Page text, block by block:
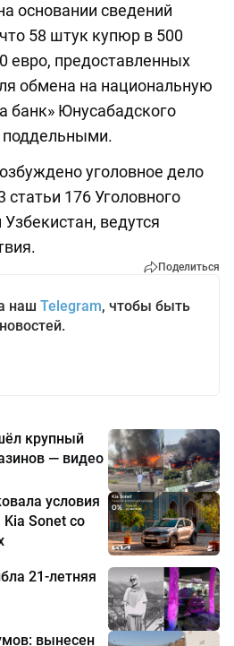
основании сведений
58 штук купюр в 500
евро, предоставленных
обмена на национальную
банк» Юнусабадского
поддельными.
уголовное дело
статьи 176 Уголовного
ведутся
Поделиться
наш Telegram, чтобы быть
крупный
— видео
условия
Sonet со
21-летняя
вынесен